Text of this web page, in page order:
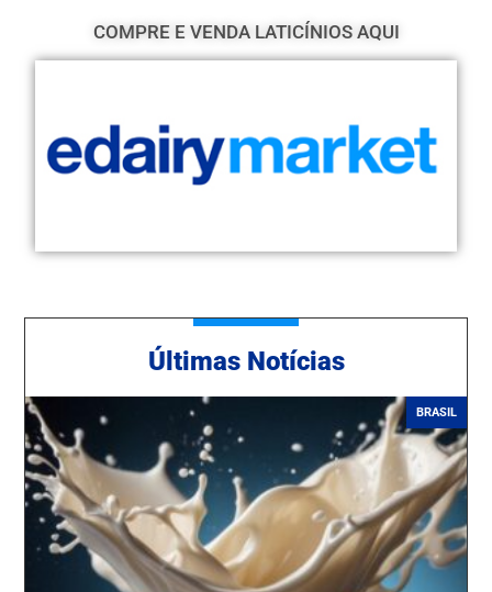
COMPRE E VENDA LATICÍNIOS AQUI
Ú ltimas Notícias
BRASIL